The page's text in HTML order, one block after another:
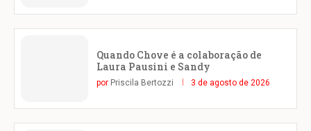
Quando Chove é a colaboração de
Laura Pausini e Sandy
por Priscila Bertozzi 3 de agosto de 2026